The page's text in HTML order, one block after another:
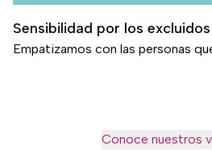
Sensibilidad por los excluidos
Empatizamos con las personas
Conoce nuestros